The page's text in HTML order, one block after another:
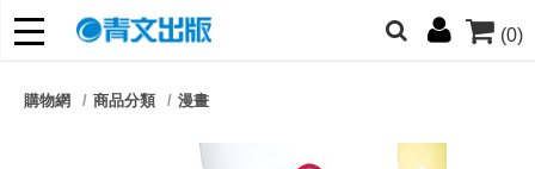
(0)
朋友們，提高警覺！
購物網 商品分類 漫畫